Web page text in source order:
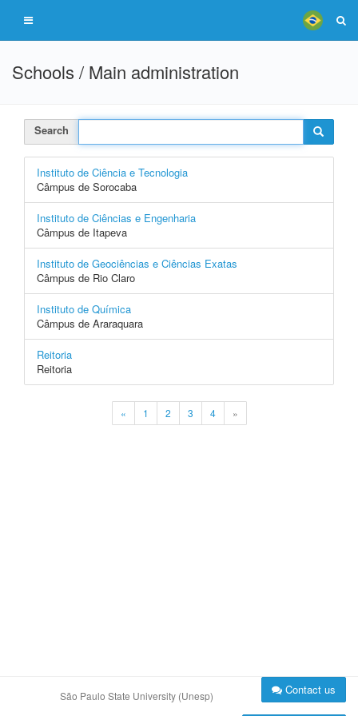
Schools / Main administration
Search
Instituto de Ciência e Tecnologia
Câmpus de Sorocaba
Instituto de Ciências e Engenharia
Câmpus de Itapeva
Instituto de Geociências e Ciências Exatas
Câmpus de Rio Claro
Instituto de Química
Câmpus de Araraquara
Reitoria
Reitoria
« 1 2 3 4 »
São Paulo State University (Unesp) Contact us